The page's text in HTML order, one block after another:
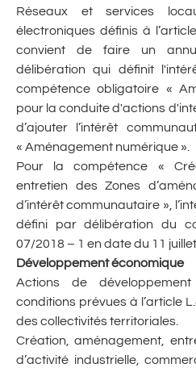
Réseaux et services
électroniques définis à
convient de faire un
délibération qui définit
compétence obligatoire «
pour la conduite d'actions
d’ajouter l’intérêt
« Aménagement numérique ».
Pour la compétence «
entretien des Zones
d’intérêt communautaire »,
défini par délibération du
07/2018 – 1 en date du 11
Développement économique
Actions de
conditions prévues à l’article
des collectivités territoriales.
Création, aménagement,
d’activité industrielle,